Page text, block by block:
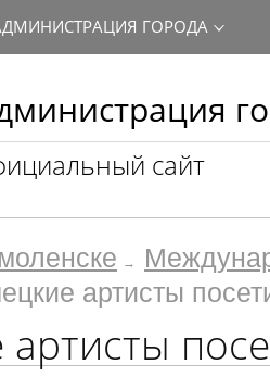
сайт
ГОРОДА
артисты